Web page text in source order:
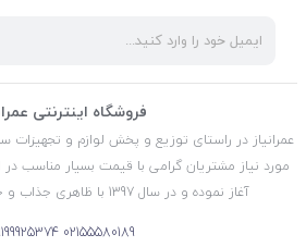
فروشگاه اینترنتی
عمرانیاز در راستای توزیع و پخش لوازم و تجهیزات
آغاز نموده و در سال 1397 با ظاهری جذاب و جدید ف
02155580189